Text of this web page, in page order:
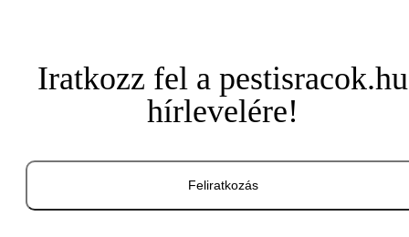
Iratkozz fel a pestisracok.hu
hírlevelére!
Feliratkozás